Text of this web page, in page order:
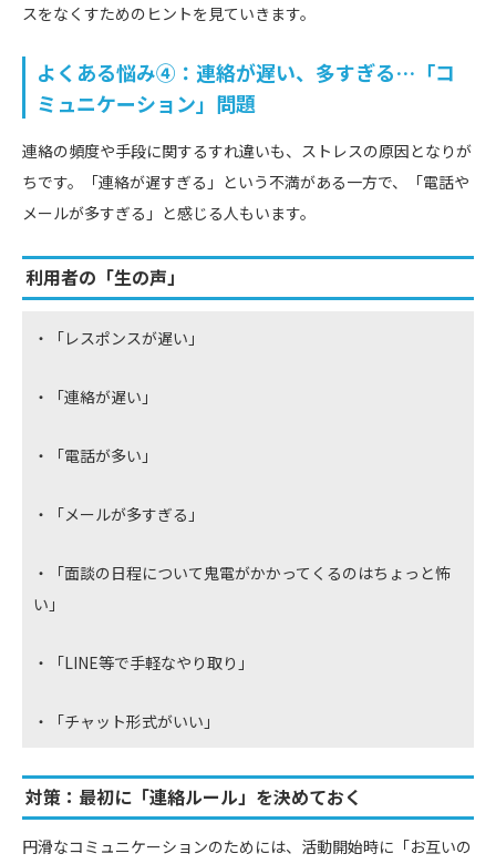
スをなくすためのヒントを見ていきます。
よくある悩み④：連絡が遅い、多すぎる…「コ
ミュニケーション」問題
連絡の頻度や手段に関するすれ違いも、ストレスの原因となりが
ちです。「連絡が遅すぎる」という不満がある一方で、「電話や
メールが多すぎる」と感じる人もいます。
利用者の「生の声」
・「レスポンスが遅い」
・「連絡が遅い」
・「電話が多い」
・「メールが多すぎる」
・「面談の日程について鬼電がかかってくるのはちょっと怖
い」
・「LINE等で手軽なやり取り」
・「チャット形式がいい」
対策：最初に「連絡ルール」を決めておく
円滑なコミュニケーションのためには、活動開始時に「お互いの